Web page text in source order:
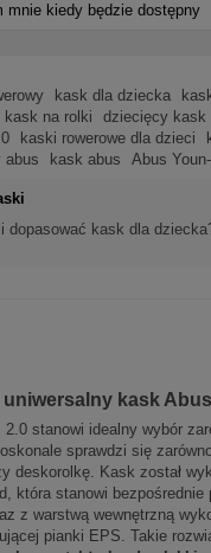
mnie kiedy będzie dostępny
kask dla dziecka
kask na rolki
dziecięcy kask
kaski rowerowe dla dzieci
abus
kask abus Abus
dopasować kask dla
kask
2.0 stanowi idealny wybór
sprawdzi się
deskorolkę. Kask został
która stanowi bezpośrednie
z warstwą wewnętrzną
pianki EPS. Takie